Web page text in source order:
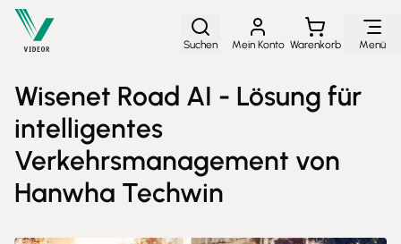
Direkt zum Inhalt
Suchen Mein Konto Warenkorb Menü
Wisenet Road AI - Lösung für
intelligentes
Verkehrsmanagement von
Hanwha Techwin